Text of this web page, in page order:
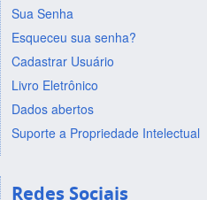
Sua Senha
Esqueceu sua senha?
Cadastrar Usuário
Livro Eletrônico
Dados abertos
Suporte a Propriedade Intelectual
Redes Sociais